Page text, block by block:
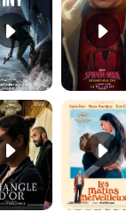
Le Triangle d'or Bande-annonce VF